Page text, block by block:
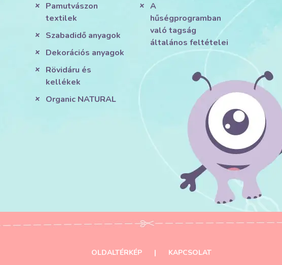
Pamutvászon
textilek
Szabadidő anyagok
Dekorációs anyagok
Rövidáru és
kellékek
Organic NATURAL
A
hűségprogramban
való tagság
általános feltételei
OLDALTÉRKÉP | KAPCSOLAT